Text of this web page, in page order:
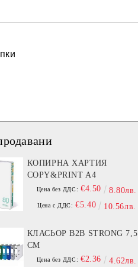
КОПИРНА ХАРТИЯ
COPY&PRINT A4
Цена без ДДС: €4.50 8.80лв.
Цена с ДДС: €5.40 10.56лв.
КЛАСЬОР B2B STRONG 7,5
СМ
Цена без ДДС: €2.36 4.62лв.